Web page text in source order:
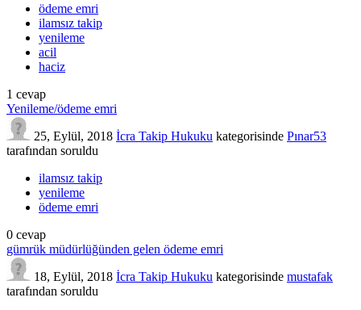
ödeme emri
ilamsız takip
yenileme
acil
haciz
1 cevap
Yenileme/ödeme emri
25, Eylül, 2018 İcra Takip Hukuku kategorisinde Pınar53
tarafından soruldu
ilamsız takip
yenileme
ödeme emri
0 cevap
gümrük müdürlüğünden gelen ödeme emri
18, Eylül, 2018 İcra Takip Hukuku kategorisinde mustafak
tarafından soruldu